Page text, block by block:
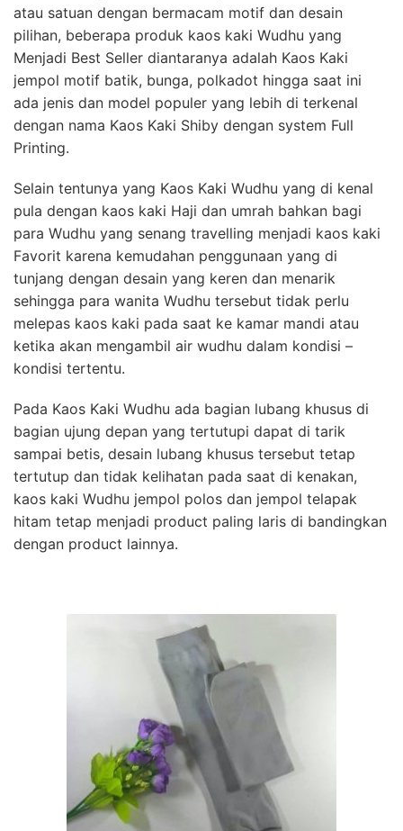
atau satuan dengan bermacam motif dan desain
pilihan, beberapa produk kaos kaki Wudhu yang
Menjadi Best Seller diantaranya adalah Kaos Kaki
jempol motif batik, bunga, polkadot hingga saat ini
ada jenis dan model populer yang lebih di terkenal
dengan nama Kaos Kaki Shiby dengan system Full
Printing.
Selain tentunya yang Kaos Kaki Wudhu yang di kenal
pula dengan kaos kaki Haji dan umrah bahkan bagi
para Wudhu yang senang travelling menjadi kaos kaki
Favorit karena kemudahan penggunaan yang di
tunjang dengan desain yang keren dan menarik
sehingga para wanita Wudhu tersebut tidak perlu
melepas kaos kaki pada saat ke kamar mandi atau
ketika akan mengambil air wudhu dalam kondisi –
kondisi tertentu.
Pada Kaos Kaki Wudhu ada bagian lubang khusus di
bagian ujung depan yang tertutupi dapat di tarik
sampai betis, desain lubang khusus tersebut tetap
tertutup dan tidak kelihatan pada saat di kenakan,
kaos kaki Wudhu jempol polos dan jempol telapak
hitam tetap menjadi product paling laris di bandingkan
dengan product lainnya.